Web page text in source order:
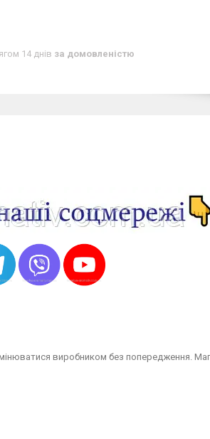
14 днів за домовленістю
виробником без попередження.